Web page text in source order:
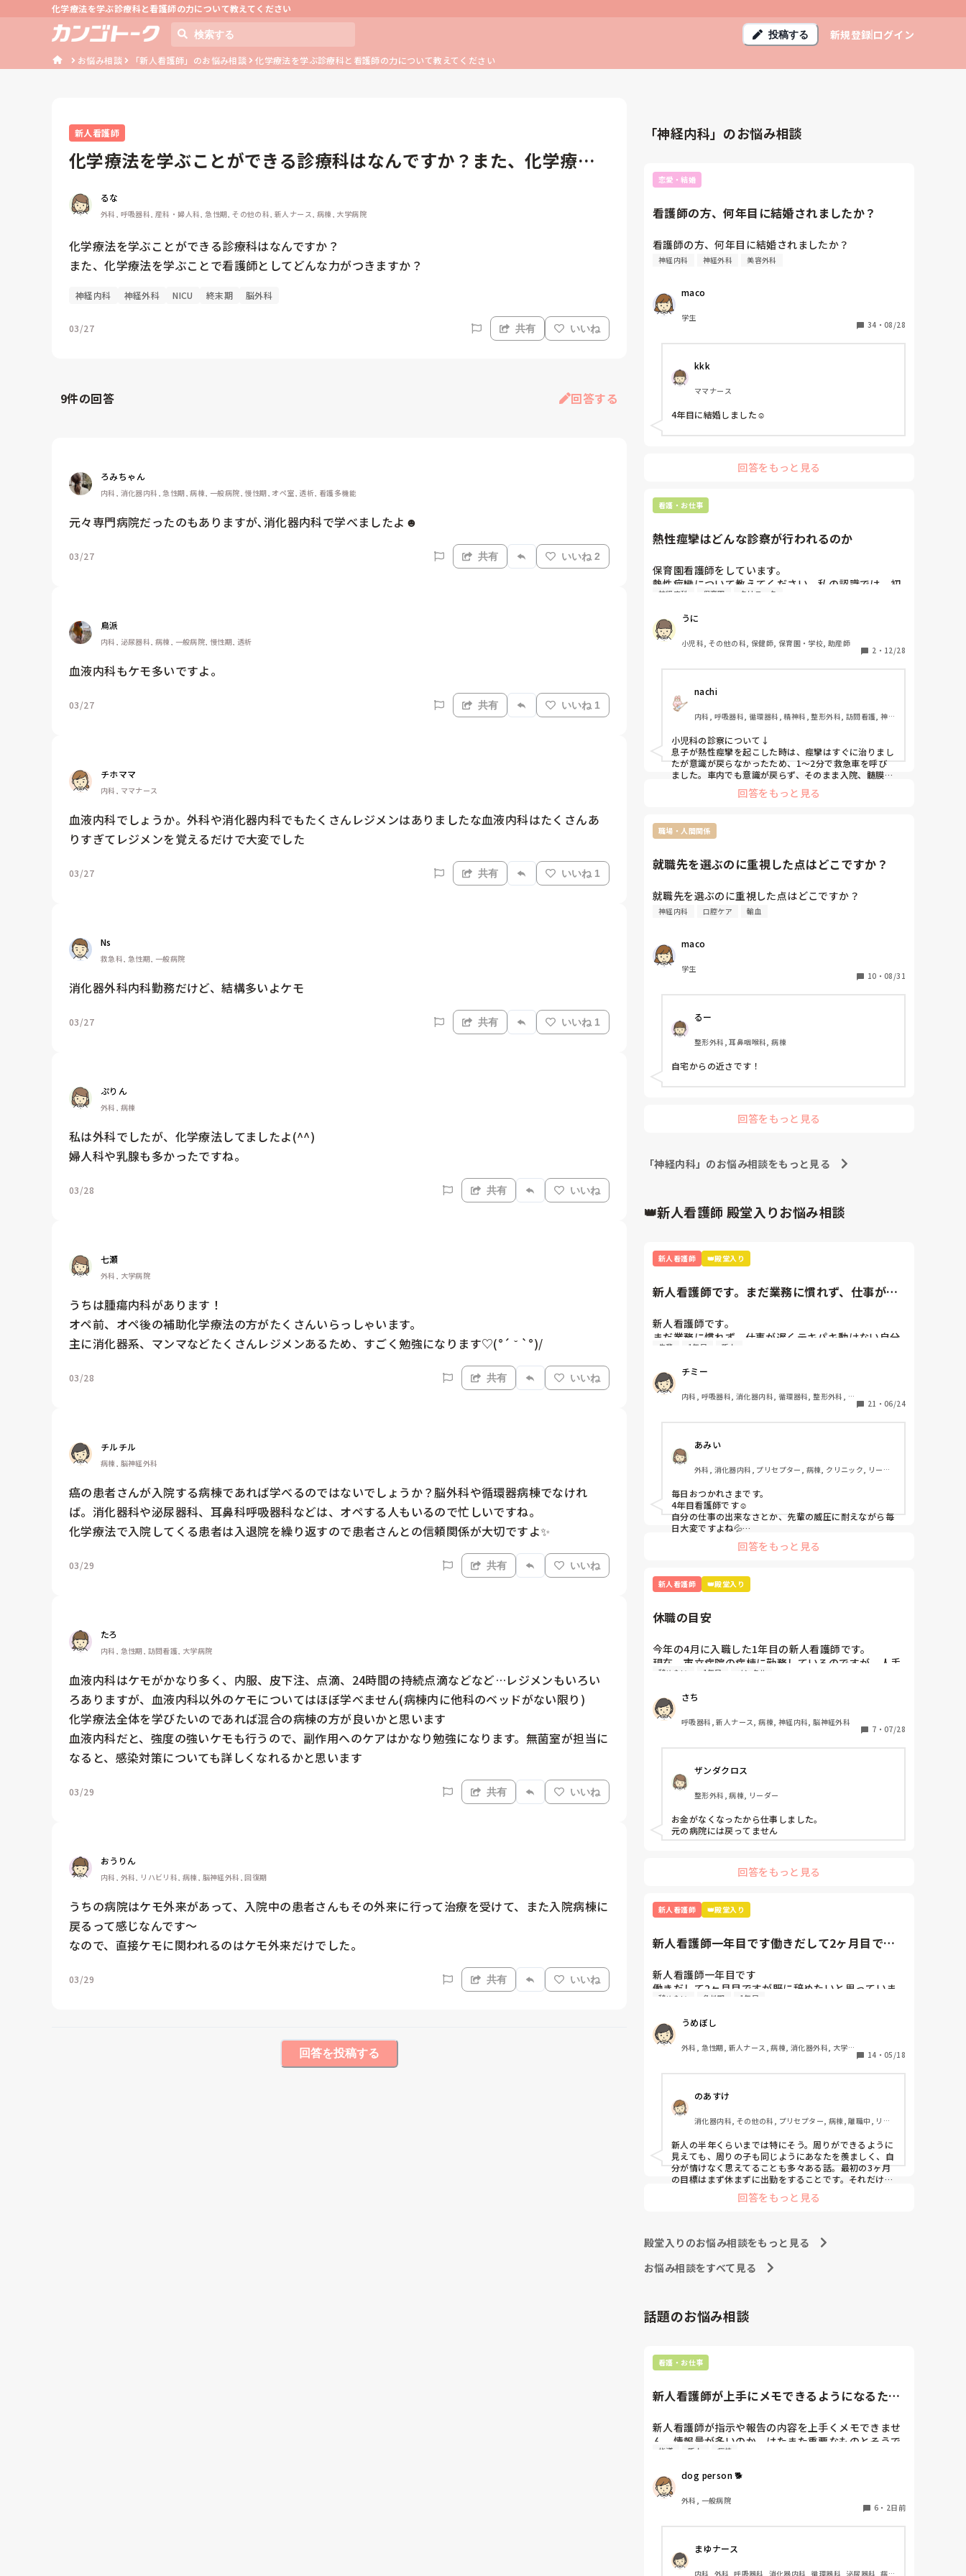
化学療法を学ぶ診療科と看護師の力について教えてください
投稿する 新規登録ログイン
お悩み相談 「新人看護師」のお悩み相談 化学療法を学ぶ診療科と看護師の力について教えてください
新人看護師
化学療法を学ぶことができる診療科はなんですか？また、化学療法
るな
外科, 呼吸器科, 産科・婦人科, 急性期, その他の科, 新人ナース, 病棟, 大学病院
化学療法を学ぶことができる診療科はなんですか？
また、化学療法を学ぶことで看護師としてどんな力がつきますか？
神経内科 神経外科 NICU 終末期 脳外科
03/27 共有 いいね
9件の回答 回答する
ろみちゃん
内科, 消化器内科, 急性期, 病棟, 一般病院, 慢性期, オペ室, 透析, 看護多機能
元々専門病院だったのもありますが､消化器内科で学べましたよ☻
03/27 共有 いいね 2
鳥派
内科, 泌尿器科, 病棟, 一般病院, 慢性期, 透析
血液内科もケモ多いですよ。
03/27 共有 いいね 1
チホママ
内科, ママナース
血液内科でしょうか。外科や消化器内科でもたくさんレジメンはありましたな血液内科はたくさんあ
りすぎてレジメンを覚えるだけで大変でした
03/27 共有 いいね 1
Ns
救急科, 急性期, 一般病院
消化器外科内科勤務だけど、結構多いよケモ
03/27 共有 いいね 1
ぷりん
外科, 病棟
私は外科でしたが、化学療法してましたよ(^^)
婦人科や乳腺も多かったですね。
03/28 共有 いいね
七瀬
外科, 大学病院
うちは腫瘍内科があります！
オペ前、オペ後の補助化学療法の方がたくさんいらっしゃいます。
主に消化器系、マンマなどたくさんレジメンあるため、すごく勉強になります♡(°´ ˘ `°)/
03/28 共有 いいね
チルチル
病棟, 脳神経外科
癌の患者さんが入院する病棟であれば学べるのではないでしょうか？脳外科や循環器病棟でなけれ
ば。消化器科や泌尿器科、耳鼻科呼吸器科などは、オペする人もいるので忙しいですね。
化学療法で入院してくる患者は入退院を繰り返すので患者さんとの信頼関係が大切ですよ✨
03/29 共有 いいね
たろ
内科, 急性期, 訪問看護, 大学病院
血液内科はケモがかなり多く、内服、皮下注、点滴、24時間の持続点滴などなど…レジメンもいろい
ろありますが、血液内科以外のケモについてはほぼ学べません(病棟内に他科のベッドがない限り)
化学療法全体を学びたいのであれば混合の病棟の方が良いかと思います
血液内科だと、強度の強いケモも行うので、副作用へのケアはかなり勉強になります。無菌室が担当に
なると、感染対策についても詳しくなれるかと思います
03/29 共有 いいね
おうりん
内科, 外科, リハビリ科, 病棟, 脳神経外科, 回復期
うちの病院はケモ外来があって、入院中の患者さんもその外来に行って治療を受けて、また入院病棟に
戻るって感じなんです〜
なので、直接ケモに関われるのはケモ外来だけでした。
03/29 共有 いいね
回答を投稿する
「神経内科」のお悩み相談
恋愛・結婚
看護師の方、何年目に結婚されましたか？
看護師の方、何年目に結婚されましたか？
神経内科 神経外科 美容外科
maco
学生
34 ・ 08/28
kkk
ママナース
4年目に結婚しました☺️
回答をもっと見る
看護・お仕事
熱性痙攣はどんな診察が行われるのか
保育園看護師をしています。
熱性痙攣について教えてください。私の認識では、初
発の場合はまだ原因が熱か髄膜炎・脳炎等かの判別が
痙攣で小児科を受診をしたときはどのような診察が行
われるのですか？
すぐ救急車を呼んだ、今後も起きたらすぐ救急車を呼
初発なのに10分以内でおさまったからと受診すらして
いない保護者もいます。
2回目以降に10分以内の痙攣であれば、保護者を呼ん
で保護者に受診してもらうし、初発の方は受診して欲
しいと思うのですが、どう案内すればスムーズに納得
してもらえるのか考えておりまして、わかる方教えて
神経内科 保育園 クリニック
うに
小児科, その他の科, 保健師, 保育園・学校, 助産師
2 ・ 12/28
nachi
内科, 呼吸器科, 循環器科, 精神科, 整形外科, 訪問看護, 神経
小児科の診察について↓
息子が熱性痙攣を起こした時は、痙攣はすぐに治りまし
たが意識が戻らなかったため、1〜2分で救急車を呼び
ました。車内でも意識が戻らず、そのまま入院、髄膜炎
の可能性もあり髄液検査、血液培養検査をしました。ミ
ダゾラムを使用したので意識レベルの判定もできないた
定され、3日目に退院となりました。
診をすすめています。受診しなかった保護者の方は、受
だと思います。看護師個人の判断ではなく、しっかりと
したガイドラインがあることを伝えると説得力がますの
ではと思います。
宅でみることもあるということや、迷ったら救急外来に
電話して相談してみるのがいいかと思います。
回答をもっと見る
職場・人間関係
就職先を選ぶのに重視した点はどこですか？
就職先を選ぶのに重視した点はどこですか？
神経内科 口腔ケア 輸血
maco
学生
10 ・ 08/31
るー
整形外科, 耳鼻咽喉科, 病棟
自宅からの近さです！
回答をもっと見る
「神経内科」のお悩み相談をもっと見る
👑新人看護師 殿堂入りお悩み相談
新人看護師 👑殿堂入り
新人看護師です。まだ業務に慣れず、仕事が遅
新人看護師です。
まだ業務に慣れず、仕事が遅くテキパキ動けない自分
が嫌になります。
が真っ白になりオドオドしてしまいます。先輩方はこ
んな時どのように乗り越えてきたのか教えていただき
たいです。
先輩 1年目 新人
チミー
内科, 呼吸器科, 消化器内科, 循環器科, 整形外科, 泌
21 ・ 06/24
あみい
外科, 消化器内科, プリセプター, 病棟, クリニック, リーダ
毎日おつかれさまです。
4年目看護師です☺️
自分の仕事の出来なさとか、先輩の威圧に耐えながら毎
日大変ですよね💦
私も新人を経験して、また、今の新人さんをみていると
この時期にテキパキ動くのはやっぱり難しいのではない
いっぱいだと思います。
私もたくさんいろんなことを言われてきました😂
いました笑
って、進んでいくのみだとわたしは思います。
つらくて先輩に相談した時は、「できないのは当たり
前。毎日出勤するだけでそれでは100点だよ」と言われ
いろいろ言う人はたくさんいますが、「いろんな人がい
るなー」ぐらいに思ってください☺️笑
回答をもっと見る
新人看護師 👑殿堂入り
休職の目安
今年の4月に入職した1年目の新人看護師です。
現在、市立病院の病棟に勤務しているのですが、人手
不足による業務多忙や残業、ひとり立ちに向けて先輩
スが溜まり、頭痛や胃痛、吐き気等の不調が出て心療
内科に受診しました。心療内科の先生からは軽度のう
つ症状が出ているから抗うつ薬の内服を始めましょう
と言われ、内服し始めました。
動かなくなります。仕事に行っても集中できずミスし
そうで怖いとも感じています。休職したいと思いつつ
も甘えているような気がして迷っています。
休職したことがある人、あるいは休職している人は何
を目安に休職されましたか？
辞めたい 1年目 メンタル
さち
呼吸器科, 新人ナース, 病棟, 神経内科, 脳神経外科
7 ・ 07/28
ザンダクロス
整形外科, 病棟, リーダー
お金がなくなったから仕事しました。
元の病院には戻ってません
回答をもっと見る
新人看護師 👑殿堂入り
新人看護師一年目です働きだして2ヶ月目です
新人看護師一年目です
働きだして2ヶ月目ですが既に辞めたいと思っていま
す。毎日自分の仕事の出来なさが不甲斐なくて泣きそ
らいも分からないのあき、できないのと呆れられてい
ます。私の勉強不足もそうですが、毎日疲れて帰って
全然勉強できていません。それにも焦っています。他
の同期ができることがわたしにはできない、、
にしてしまったり人目を気にしすぎてうまく動けませ
ん。こんな性格にも疲れてしまいます
こんな感じではどこに行っても使いものにならないと
思いますが今が辛いです。
こんなに早く辞められた方いますか？その後どうでし
たか。
この先の選択や決断が不安ですがいろいろアドバイス
頂けると嬉しいです。
長くなりましたがよろしくお願いします。
辞めたい 急性期 1年目
うめぼし
外科, 急性期, 新人ナース, 病棟, 消化器外科, 大学病
14 ・ 05/18
のあすけ
消化器内科, その他の科, プリセプター, 病棟, 離職中, リー
新人の半年くらいまでは特にそう。周りができるように
見えても、周りの子も同じようにあなたを羨ましく、自
分が情けなく思えてることも多々ある話。最初の3ヶ月
の目標はまず休まずに出勤をすることです。それだけで
十分。できないことばかりで、迷惑かけて当然なんで
す。最初から迷惑かけないで働ける人なんていません
づいたら辞める、辛くなったら辞める、そんな看護師人
生になってしまいます。ここで踏ん張れたら、それは一
す。諦めないで欲しいと思います。
回答をもっと見る
殿堂入りのお悩み相談をもっと見る
お悩み相談をすべて見る
話題のお悩み相談
看護・お仕事
新人看護師が上手にメモできるようになるため
新人看護師が指示や報告の内容を上手くメモできませ
ん。情報量が多いのか、はたまた重要なものとそうで
ないものの仕分けができないのか…  肝心な事柄を逃
か？　出来るだけゆっくり指示・報告するよう皆で努
力しています。
指導 新人 病棟
dog person 🐕
外科, 一般病院
6 ・ 2日前
まゆナース
内科, 外科, 呼吸器科, 消化器内科, 循環器科, 泌尿器科, 病